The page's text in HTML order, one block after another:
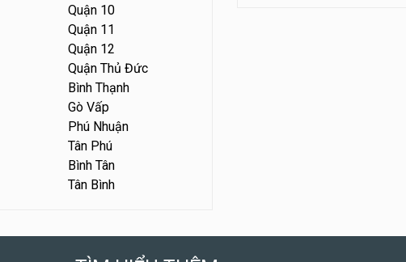
Quận 10
Quận 11
Quận 12
Quận Thủ Đức
Bình Thạnh
Gò Vấp
Phú Nhuận
Tân Phú
Bình Tân
Tân Bình